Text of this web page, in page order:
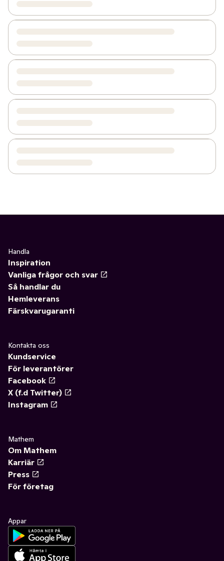
Handla
Inspiration
Vanliga frågor och svar
Så handlar du
Hemleverans
Färskvarugaranti
Kontakta oss
Kundservice
För leverantörer
Facebook
X (f.d Twitter)
Instagram
Mathem
Om Mathem
Karriär
Press
För företag
Appar